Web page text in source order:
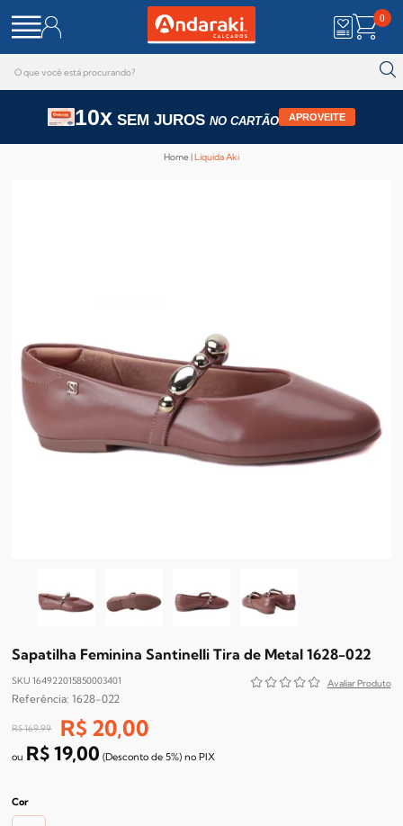
0
10x SEM JUROS NO CARTÃO APROVEITE
Home Liquida Aki
Sapatilha Feminina Santinelli Tira de Metal 1628-022
SKU 164922015850003401
1628-022
R$ 169,99 R$ 20,00
R$ 19,00 (Desconto de 5%) no PIX
Cor